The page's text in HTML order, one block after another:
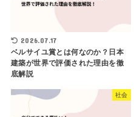
2026.07.17
ベルサイユ賞とは何なのか？日本
建築が世界で評価された理由を徹
底解説
社会